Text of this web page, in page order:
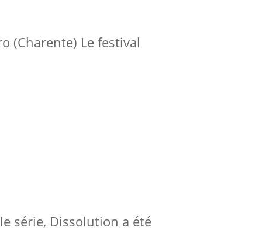
(Charente) Le festival
série, Dissolution a été